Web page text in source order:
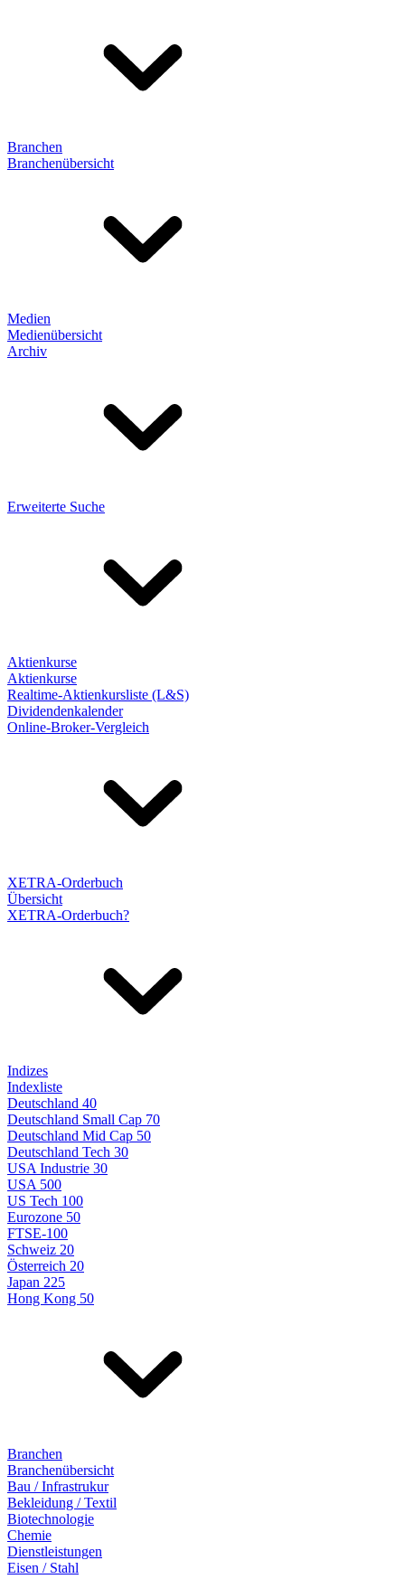
Branchen
Branchenübersicht
Medien
Medienübersicht
Archiv
Erweiterte Suche
Aktienkurse
Aktienkurse
Realtime-Aktienkursliste (L&S)
Dividendenkalender
Online-Broker-Vergleich
XETRA-Orderbuch
Übersicht
XETRA-Orderbuch?
Indizes
Indexliste
Deutschland 40
Deutschland Small Cap 70
Deutschland Mid Cap 50
Deutschland Tech 30
USA Industrie 30
USA 500
US Tech 100
Eurozone 50
FTSE-100
Schweiz 20
Österreich 20
Japan 225
Hong Kong 50
Branchen
Branchenübersicht
Bau / Infrastrukur
Bekleidung / Textil
Biotechnologie
Chemie
Dienstleistungen
Eisen / Stahl